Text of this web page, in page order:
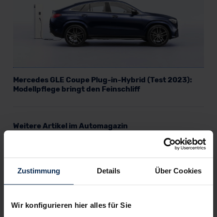
Zustimmung Details Über Cookies
Wir konfigurieren hier alles für Sie
Mercedes GLE Coupe Plug-in-Hybrid (Test 2023):
Modellpflege bringt den Feinschliff
Weitere Artikel im Automagazin
BMW X3 vs. Mercedes-Benz GLC (Test 2023): Welches
Versuch des Citan als Edelvan?
Mercedes eVito Kastenwagen (Test 2023): Größere
Mercedes-AMG GLB (Test 2023): Familien-SUV der